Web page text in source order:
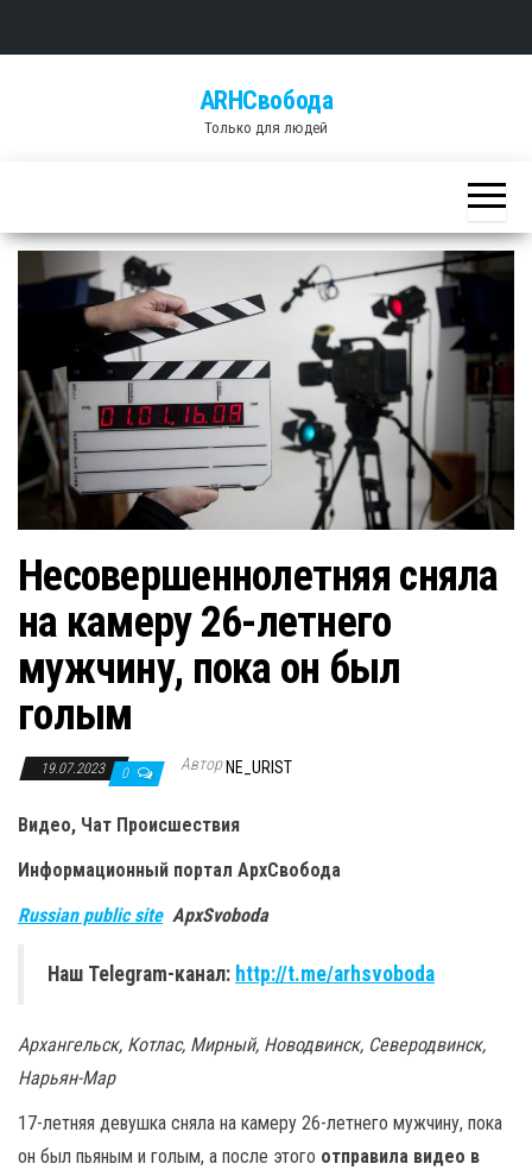
ARHСвобода
Только для людей
Несовершеннолетняя сняла
на камеру 26-летнего
мужчину, пока он был
голым
19.07.2023 0 Автор NE_URIST
Видео, Чат Происшествия
Информационный портал АрхСвобода
Russian public siteApxSvoboda
Наш Telegram-канал: http://t.me/arhsvoboda
Архангельск, Котлас, Мирный, Новодвинск, Северодвинск,
Нарьян-Мар
17-летняя девушка сняла на камеру 26-летнего мужчину, пока
он был пьяным и голым, а после этого отправила видео в